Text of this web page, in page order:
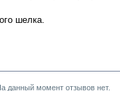
шелка.
данный момент отзывов нет.